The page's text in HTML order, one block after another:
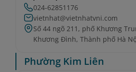
024-62851176
vietnhat@vietnhatvni.com
Số 44 ngõ 211, phố Khương
Khương Đình, Thành phố Hà
Phường Kim Liên